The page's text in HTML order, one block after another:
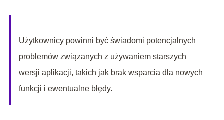
Użytkownicy powinni być świadomi potencjalnych
problemów związanych z używaniem starszych
wersji aplikacji, takich jak brak wsparcia dla nowych
funkcji i ewentualne błędy.